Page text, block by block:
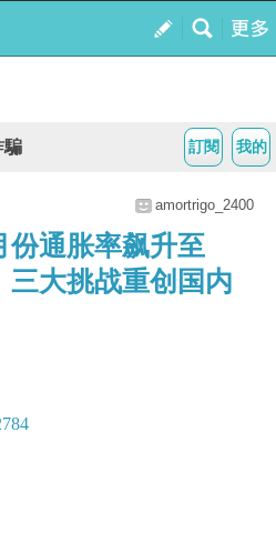
我的
訂閱
騙
amortrigo_2400
份通胀率飙升至
三大挑战重创国内